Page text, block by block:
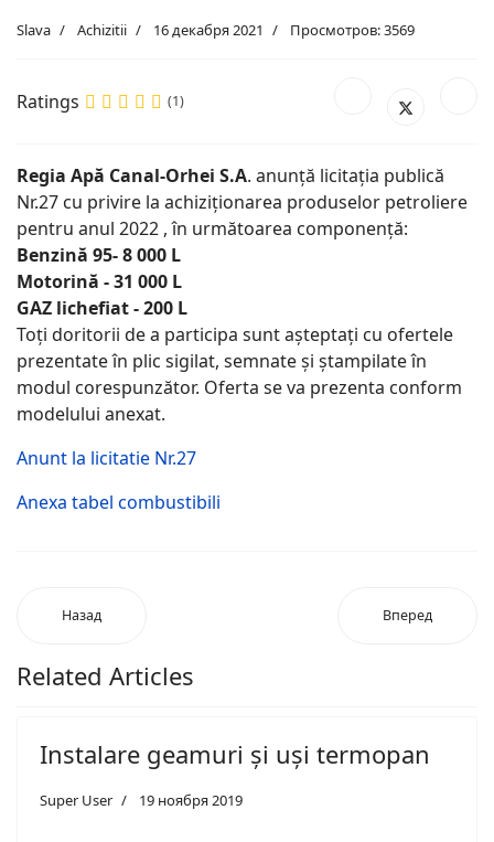
Slava Achizitii 16 декабря 2021 Просмотров: 3569
Ratings (1)
Regia Apă Canal-Orhei S.A. anunță licitația publică
Nr.27 cu privire la achiziționarea produselor petroliere
pentru anul 2022 , în următoarea componență:
Benzină 95- 8 000 L
Motorină - 31 000 L
GAZ lichefiat - 200 L
Toți doritorii de a participa sunt așteptați cu ofertele
prezentate în plic sigilat, semnate și ștampilate în
modul corespunzător. Oferta se va prezenta conform
modelului anexat.
Anunt la licitatie Nr.27
Anexa tabel combustibili
Назад Вперед
Related Articles
Instalare geamuri și uși termopan
Super User 19 ноября 2019